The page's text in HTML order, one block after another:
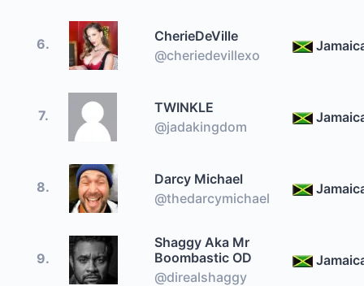
6.
CherieDeVille
@cheriedevillexo
7.
TWINKLE
@jadakingdom
8.
Darcy Michael
@thedarcymichael
9.
Shaggy Aka Mr
Boombastic OD
@direalshaggy